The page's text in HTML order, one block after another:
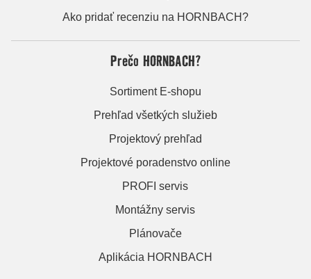
Ako pridať recenziu na HORNBACH?
Prečo HORNBACH?
Sortiment E-shopu
Prehľad všetkých služieb
Projektový prehľad
Projektové poradenstvo online
PROFI servis
Montážny servis
Plánovače
Aplikácia HORNBACH